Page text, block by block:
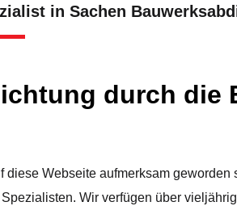
in Sachen
durch die
diese Webseite aufmerksam geworden
Wir verfügen über